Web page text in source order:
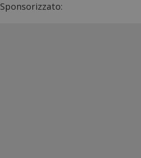
Sponsorizzato: